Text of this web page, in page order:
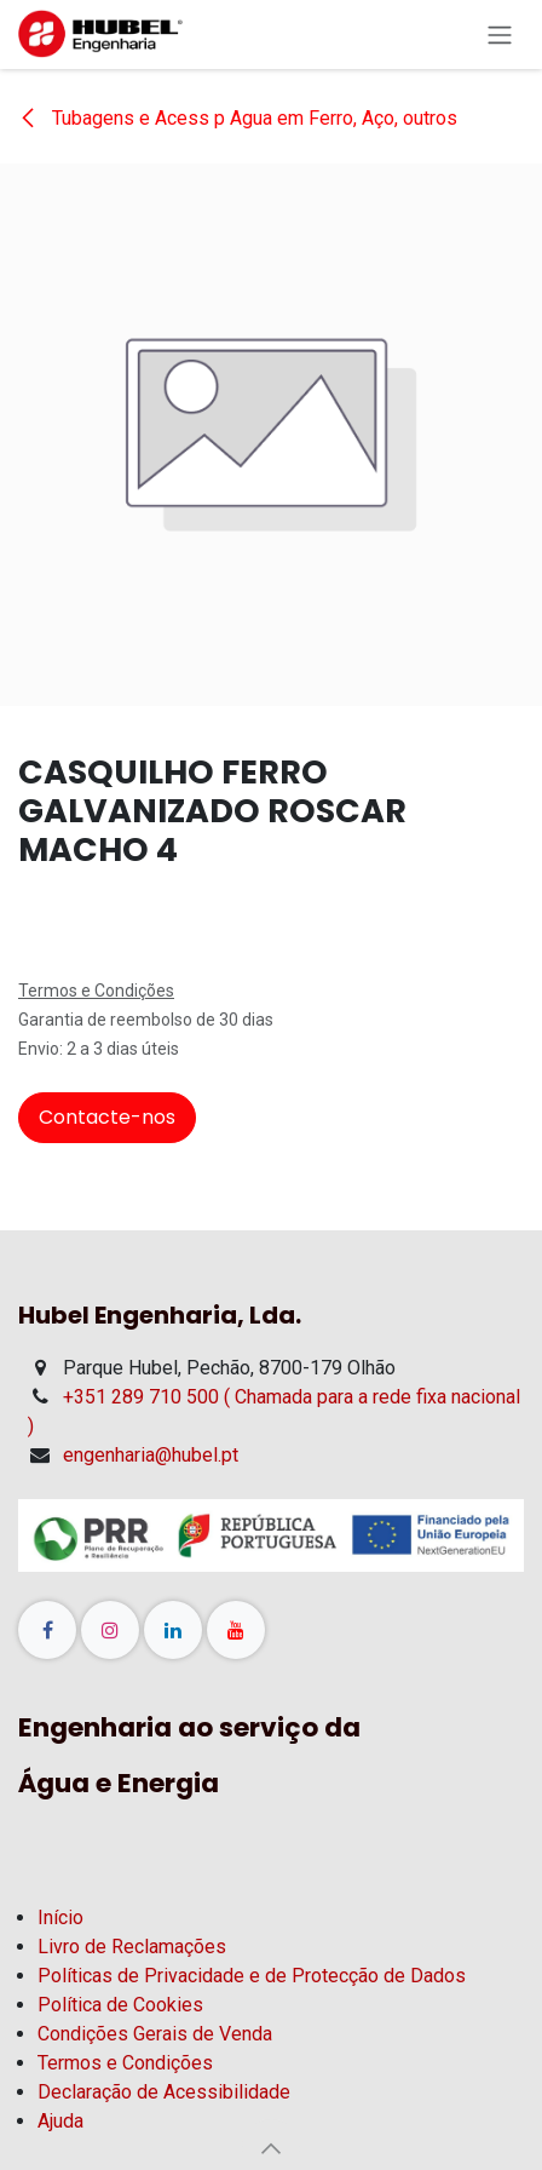
Pular para o conteúdo
Tubagens e Acess p Agua em Ferro, Aço, outros
CASQUILHO FERRO
GALVANIZADO ROSCAR
MACHO 4
Termos e Condições
Garantia de reembolso de 30 dias
Envio: 2 a 3 dias úteis
Contacte-nos
Hubel Engenharia, Lda.
Parque Hubel, Pechão, 8700-179 Olhão
+351 289 710 500 ( Chamada para a rede fixa nacional
)
engenharia@hubel.pt
Engenharia ao serviço da
Água e Energia
Início
Livro de Reclamações
Políticas de Privacidade e de Protecção de Dados
Política de Cookies
Condições Gerais de Venda
Termos e Condições
Declaração de Acessibilidade
Ajuda